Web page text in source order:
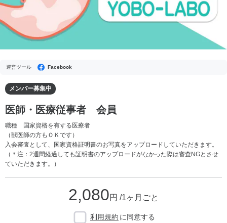
運営ツール Facebook
メンバー募集中
医師・医療従事者 会員
職種 国家資格を有する医療者
（獣医師の方もＯＫです）
入会審査として、国家資格証明書のお写真をアップロードしていただきます。
（＊注：2週間経過しても証明書のアップロードがなかった際は審査NGとさせ
ていただきます。）
2,080円 /1ヶ月ごと
利用規約 に同意する